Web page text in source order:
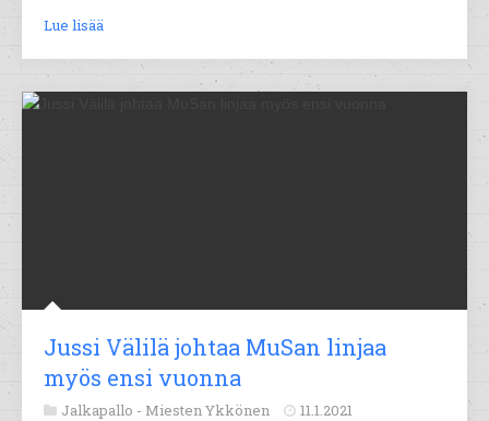
Lue lisää
Jussi Välilä johtaa MuSan linjaa
myös ensi vuonna
Jalkapallo - Miesten Ykkönen 11.1.2021